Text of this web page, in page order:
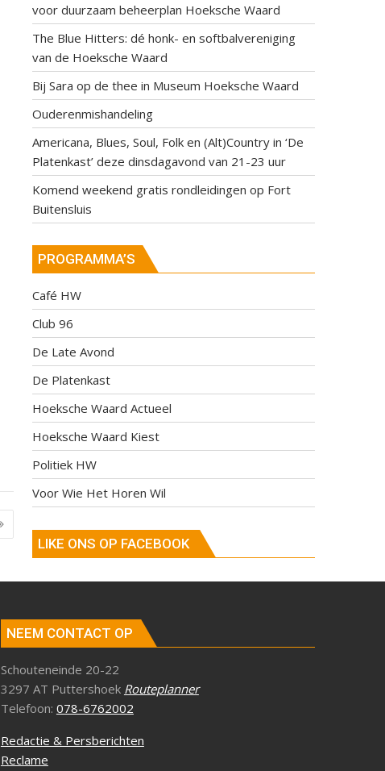
voor duurzaam beheerplan Hoeksche Waard
The Blue Hitters: dé honk- en softbalvereniging
van de Hoeksche Waard
Bij Sara op de thee in Museum Hoeksche Waard
Ouderenmishandeling
Americana, Blues, Soul, Folk en (Alt)Country in ‘De
Platenkast’ deze dinsdagavond van 21-23 uur
Komend weekend gratis rondleidingen op Fort
Buitensluis
PROGRAMMA’S
Café HW
Club 96
De Late Avond
De Platenkast
Hoeksche Waard Actueel
Hoeksche Waard Kiest
Politiek HW
Voor Wie Het Horen Wil
LIKE ONS OP FACEBOOK
NEEM CONTACT OP
Schouteneinde 20-22
3297 AT Puttershoek Routeplanner
Telefoon: 078-6762002
Redactie & Persberichten
Reclame